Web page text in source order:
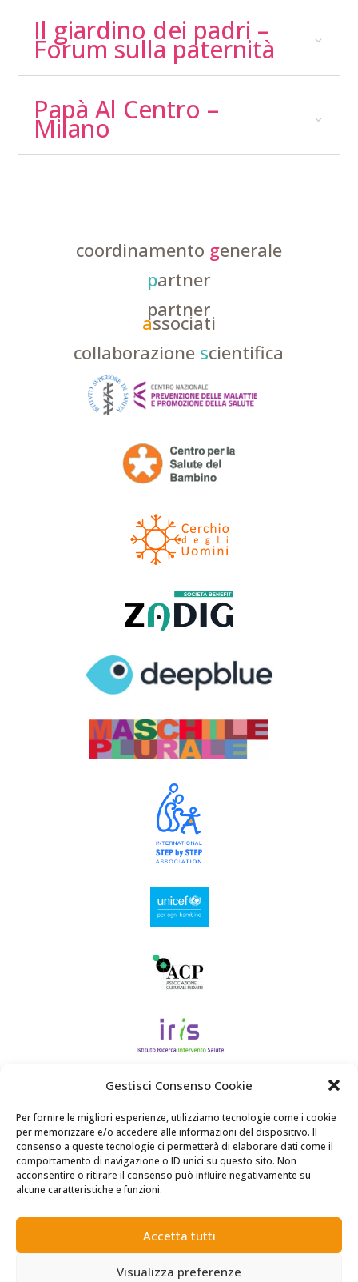
Gestisci Consenso Cookie
Per fornire le migliori esperienze, utilizziamo tecnologie come i cookie
per memorizzare e/o accedere alle informazioni del dispositivo. Il
consenso a queste tecnologie ci permetterà di elaborare dati come il
comportamento di navigazione o ID unici su questo sito. Non
acconsentire o ritirare il consenso può influire negativamente su
alcune caratteristiche e funzioni.
Accetta tutti
Visualizza preferenze
Il giardino dei padri –
Forum sulla paternità
Papà Al Centro –
Milano
coordinamento generale
partner
partner
associati
collaborazione scientifica
realizzato daZadig srl Società Benefit